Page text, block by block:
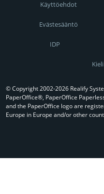
Käyttöehdot
Evästesääntö
IDP
© Copyright 2002-2026 Realify
PaperOffice®, PaperOffice
and the PaperOffice logo are
Europe in Europe and/or other